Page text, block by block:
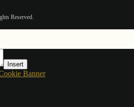
Reserved.
Insert
Banner